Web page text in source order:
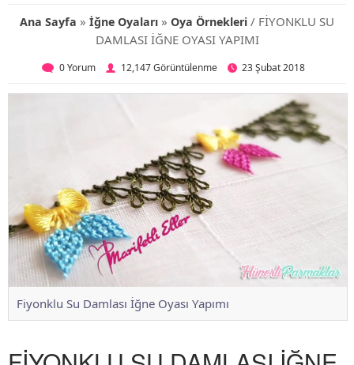
Ana Sayfa » İğne Oyaları » Oya Örnekleri / FİYONKLU SU
DAMLASI İĞNE OYASI YAPIMI
0 Yorum 12,147 Görüntülenme 23 Şubat 2018
Fiyonklu Su Damlası İğne Oyası Yapımı